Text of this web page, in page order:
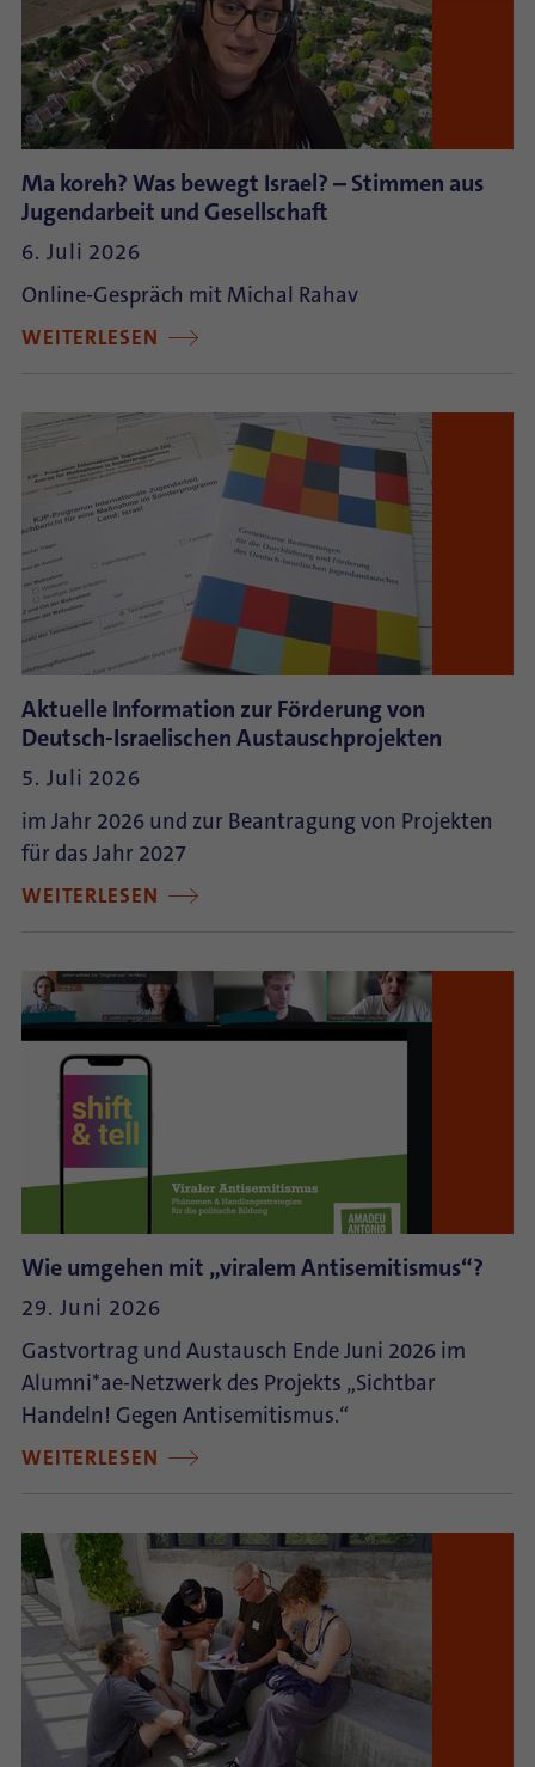
Ma koreh? Was bewegt Israel? – Stimmen aus
Jugendarbeit und Gesellschaft
6. Juli 2026
Online-Gespräch mit Michal Rahav
WEITERLESEN
Aktuelle Information zur Förderung von
Deutsch-Israelischen Austauschprojekten
5. Juli 2026
im Jahr 2026 und zur Beantragung von Projekten
für das Jahr 2027
WEITERLESEN
Wie umgehen mit „viralem Antisemitismus“?
29. Juni 2026
Gastvortrag und Austausch Ende Juni 2026 im
Alumni*ae-Netzwerk des Projekts „Sichtbar
Handeln! Gegen Antisemitismus.“
WEITERLESEN